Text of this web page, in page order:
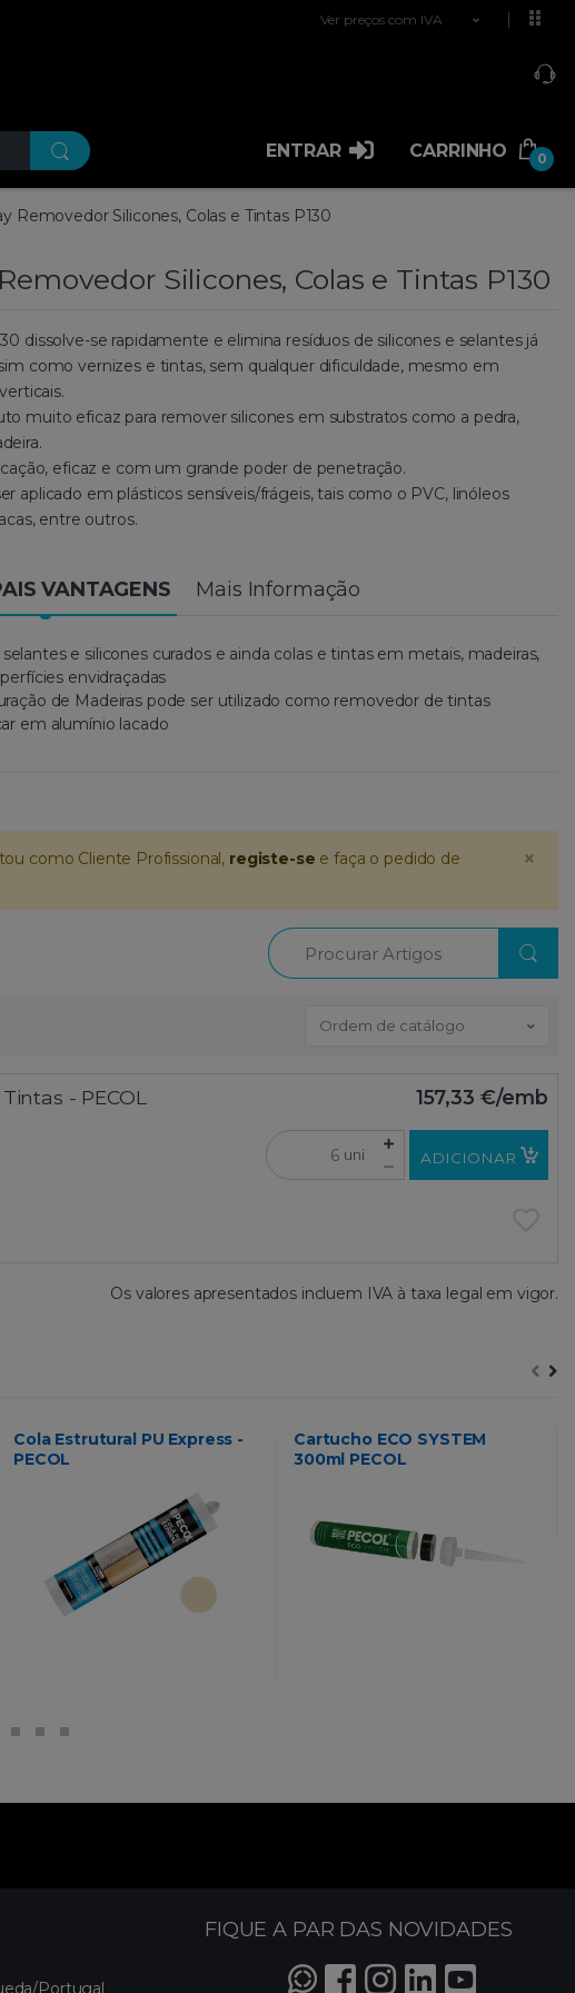
Ver preços com IVA
ENTRAR CARRINHO 0
Removedor Silicones, Colas e Tintas P130
Silicones, Colas e Tintas P130
dissolve-se rapidamente e elimina resíduos de silicones e selantes já
como vernizes e tintas, sem qualquer dificuldade, mesmo em
muito eficaz para remover silicones em substratos como a pedra,
eficaz e com um grande poder de penetração.
aplicado em plásticos sensíveis/frágeis, tais como o PVC, linóleos
entre outros.
VANTAGENS Mais Informação
e silicones curados e ainda colas e tintas em metais, madeiras,
envidraçadas
de Madeiras pode ser utilizado como removedor de tintas
em alumínio lacado
×
como Cliente Profissional, registe-se e faça o pedido de
Procurar
Ordem de catálogo
- PECOL 157,33 €/emb
uni ADICIONAR
Os valores apresentados incluem IVA à taxa legal em vigor.
Cola Estrutural PU Express -
PECOL
Cartucho ECO SYSTEM
300ml PECOL
Portugal
FIQUE A PAR DAS NOVIDADES